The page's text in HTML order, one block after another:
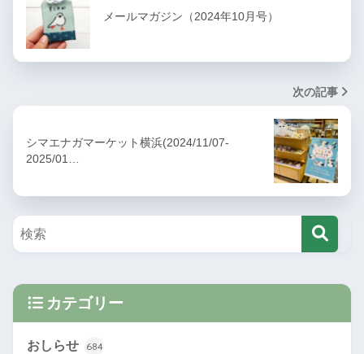
メールマガジン（2024年10月号）
次の記事
シマエナガマーケット横浜(2024/11/07-
2025/01…
カテゴリー
おしらせ 684